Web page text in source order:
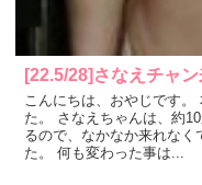
[22.5/28]さなえチャ
こんにちは、おやじです
た。 さなえちゃんは、約
るので、なかなか来れなく
た。 何も変わった事は...